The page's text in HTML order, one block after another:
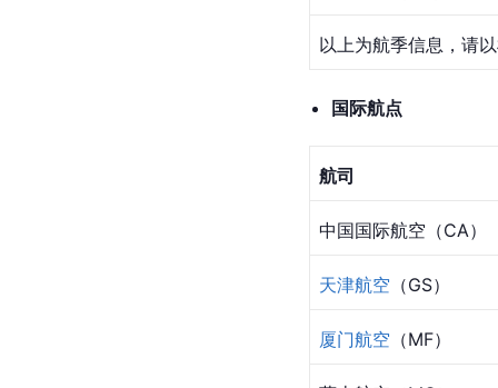
以上为航季信息，请
国际航点
航司
中国国际航空（CA）
天津航空 （GS）
厦门航空 （MF）